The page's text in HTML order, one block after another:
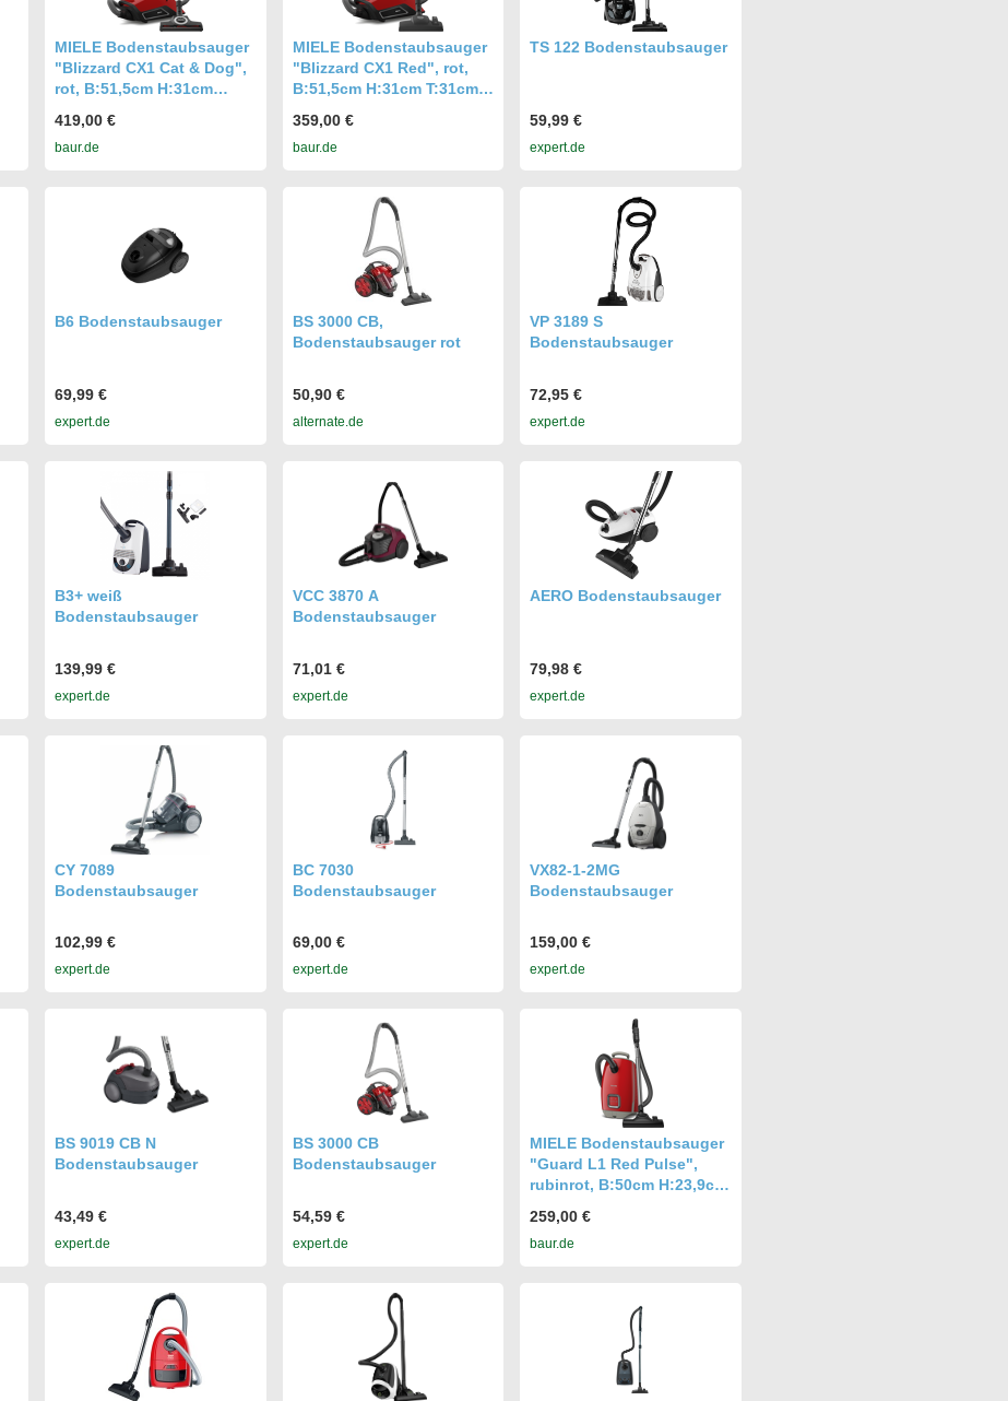
MIELE Bodenstaubsauger
"Blizzard CX1 Cat & Dog",
rot, B:51,5cm H:31cm
Bodenstaubsauger
419,00 €
baur.de
MIELE Bodenstaubsauger
"Blizzard CX1 Red", rot,
B:51,5cm H:31cm T:31cm,
359,00 €
baur.de
TS 122 Bodenstaubsauger
59,99 €
expert.de
B6 Bodenstaubsauger
69,99 €
expert.de
BS 3000 CB,
Bodenstaubsauger rot
50,90 €
alternate.de
VP 3189 S
Bodenstaubsauger
72,95 €
expert.de
B3+ weiß
Bodenstaubsauger
139,99 €
expert.de
VCC 3870 A
Bodenstaubsauger
71,01 €
expert.de
AERO Bodenstaubsauger
79,98 €
expert.de
CY 7089
Bodenstaubsauger
102,99 €
expert.de
BC 7030
Bodenstaubsauger
69,00 €
expert.de
VX82-1-2MG
Bodenstaubsauger
159,00 €
expert.de
BS 9019 CB N
Bodenstaubsauger
43,49 €
expert.de
BS 3000 CB
Bodenstaubsauger
54,59 €
expert.de
MIELE Bodenstaubsauger
"Guard L1 Red Pulse",
rubinrot, B:50cm H:23,9cm
Bodenstaubsauger
259,00 €
baur.de